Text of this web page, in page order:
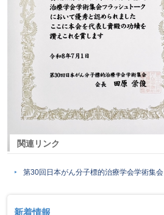
関連リンク
第30回日本がん分子標的治療学会学術集会
新着情報